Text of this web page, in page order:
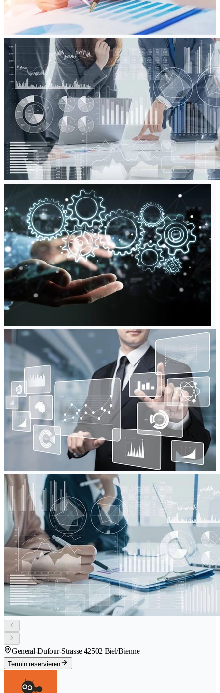
General-Dufour-Strasse 42502 Biel/Bienne
Termin reservieren